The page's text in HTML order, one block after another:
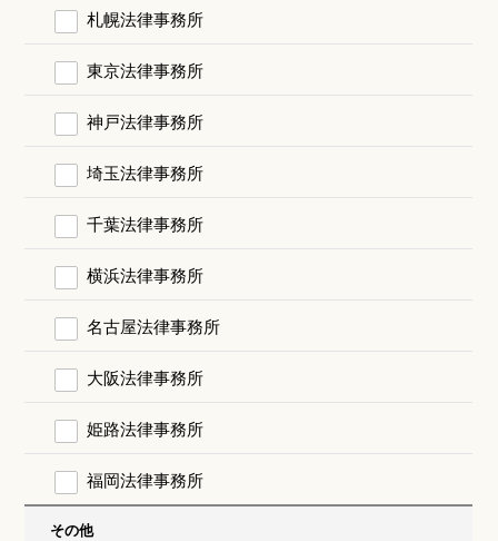
札幌法律事務所
東京法律事務所
神戸法律事務所
埼玉法律事務所
千葉法律事務所
横浜法律事務所
名古屋法律事務所
大阪法律事務所
姫路法律事務所
福岡法律事務所
その他